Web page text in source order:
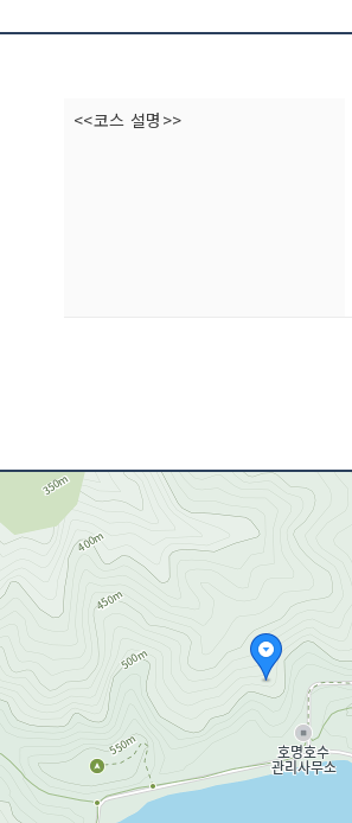
<<코스 설명>>
<<코스 설명>>